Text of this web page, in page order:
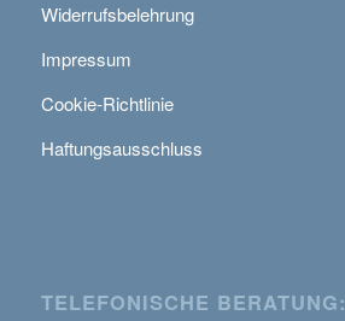
Widerrufsbelehrung
Impressum
Cookie-Richtlinie
Haftungsausschluss
TELEFONISCHE BERATUNG: